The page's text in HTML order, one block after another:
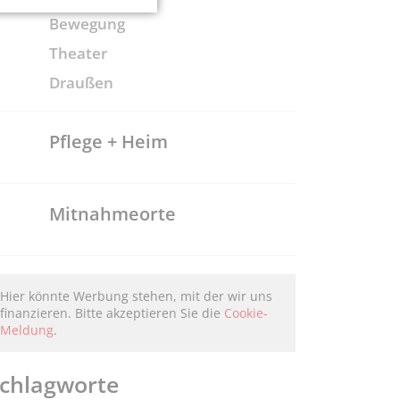
Bewegung
Theater
Draußen
Pflege + Heim
Mitnahmeorte
Hier könnte Werbung stehen, mit der wir uns
finanzieren. Bitte akzeptieren Sie die Cookie-
Meldung.